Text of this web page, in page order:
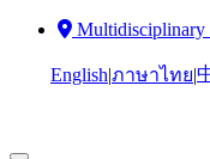
Multidisciplinary
English|ภาษาไทย|